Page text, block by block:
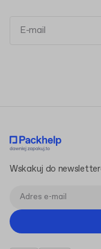
Wskakuj do